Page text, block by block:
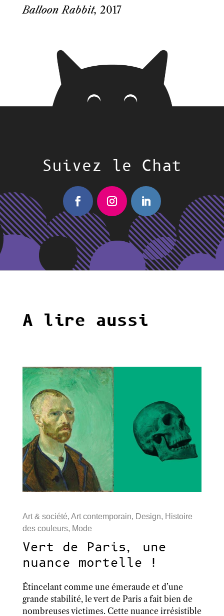
Balloon Rabbit, 2017
Suivez le Chat
A lire aussi
Art & société, Art contemporain, Design, Histoire
des couleurs, Mode
Vert de Paris, une
nuance mortelle !
Étincelant comme une émeraude et d’une
grande stabilité, le vert de Paris a fait bien de
nombreuses victimes. Cette nuance irrésistible